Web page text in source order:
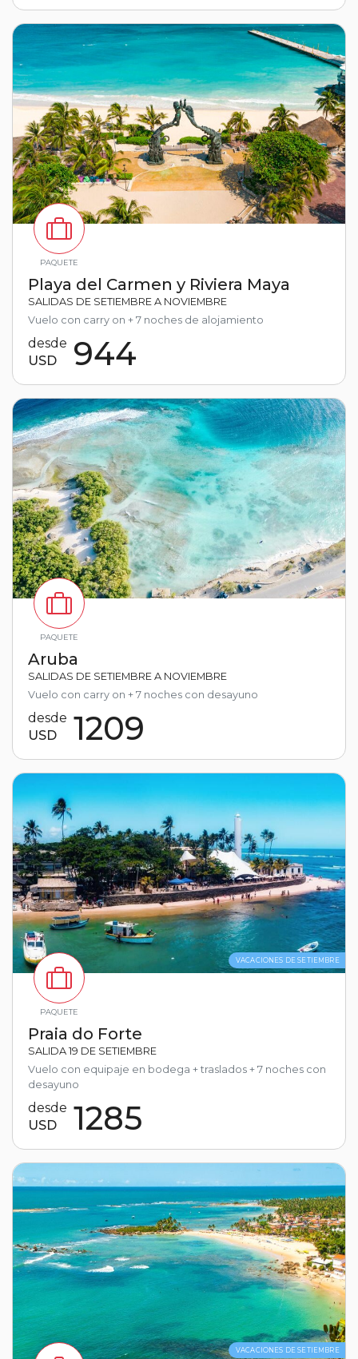
PAQUETE
Playa del Carmen y Riviera Maya
SALIDAS DE SETIEMBRE A NOVIEMBRE
Vuelo con carry on + 7 noches de alojamiento
desde
USD
944
PAQUETE
Aruba
SALIDAS DE SETIEMBRE A NOVIEMBRE
Vuelo con carry on + 7 noches con desayuno
desde
USD
1209
PAQUETE
VACACIONES DE SETIEMBRE
Praia do Forte
SALIDA 19 DE SETIEMBRE
Vuelo con equipaje en bodega + traslados + 7 noches con
desayuno
desde
USD
1285
VACACIONES DE SETIEMBRE